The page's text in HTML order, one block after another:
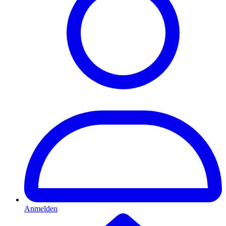
Anmelden